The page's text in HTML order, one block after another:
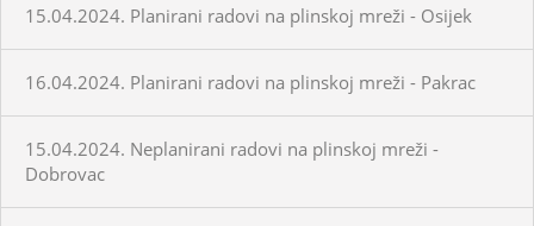
15.04.2024. Planirani radovi na plinskoj mreži - Osijek
16.04.2024. Planirani radovi na plinskoj mreži - Pakrac
15.04.2024. Neplanirani radovi na plinskoj mreži -
Dobrovac